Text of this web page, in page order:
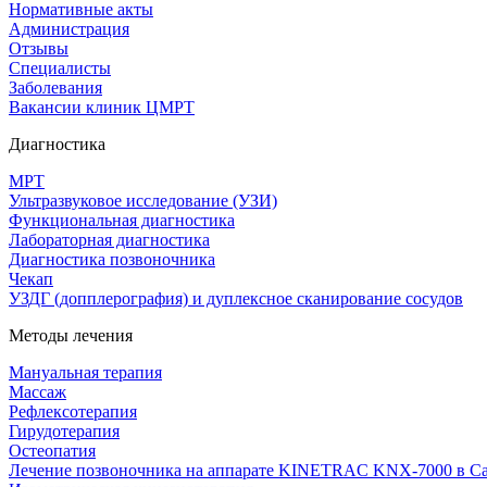
Нормативные акты
Администрация
Отзывы
Специалисты
Заболевания
Вакансии клиник ЦМРТ
Диагностика
МРТ
Ультразвуковое исследование (УЗИ)
Функциональная диагностика
Лабораторная диагностика
Диагностика позвоночника
Чекап
УЗДГ (допплерография) и дуплексное сканирование сосудов
Методы лечения
Мануальная терапия
Массаж
Рефлексотерапия
Гирудотерапия
Остеопатия
Лечение позвоночника на аппарате KINETRAC KNX-7000 в